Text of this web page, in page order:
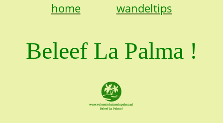
home
wandeltips
Beleef La Palma !